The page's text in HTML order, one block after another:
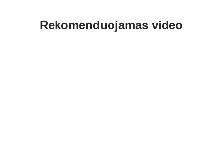
Rekomenduojamas video